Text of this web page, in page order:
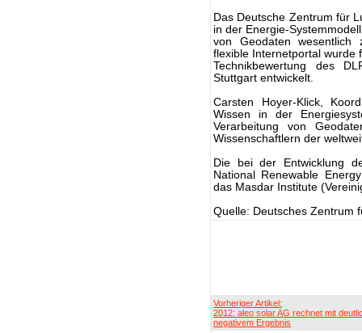
Das Deutsche Zentrum für
in der Energie-
von Geodaten wesentlich
flexible Internetportal wurde
Technikbewertung des
Stuttgart entwickelt.
Carsten Hoyer-Klick,
Wissen in der
Verarbeitung von
Wissenschaftlern der
Die bei der Entwicklung
National Renewable
das Masdar Institute
Quelle: Deutsches Zentrum
Vorheriger Artikel:
2012: aleo solar AG rechnet mit
negativem Ergebnis